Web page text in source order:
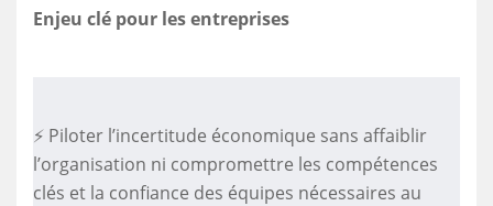
Enjeu clé pour les entreprises
⚡ Piloter l’incertitude économique sans affaiblir
l’organisation ni compromettre les compétences
clés et la confiance des équipes nécessaires au